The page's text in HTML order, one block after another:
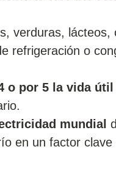
verduras, lácteos,
refrigeración o
o por 5 la vida
mundial
en un factor clave